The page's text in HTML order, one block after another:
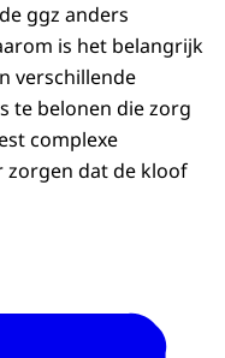
ggz anders
is het belangrijk
verschillende
te belonen die zorg
complexe
zorgen dat de kloof